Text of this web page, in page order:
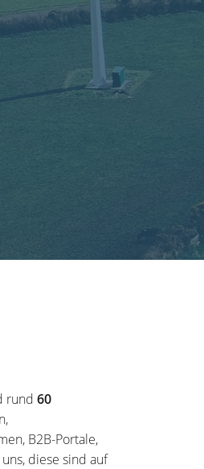
rund 60
B2B-Portale,
diese sind auf